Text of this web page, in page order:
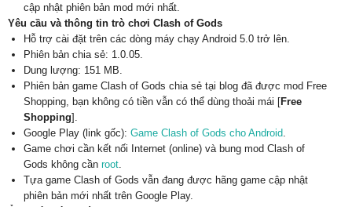
cập nhật phiên bản mod mới nhất.
Yêu cầu và thông tin trò chơi Clash of Gods
Hỗ trợ cài đặt trên các dòng máy chạy Android 5.0 trở lên.
Phiên bản chia sẻ: 1.0.05.
Dung lượng: 151 MB.
Phiên bản game Clash of Gods chia sẻ tại blog đã được mod Free
Shopping, bạn không có tiền vẫn có thể dùng thoải mái [Free
Shopping].
Google Play (link gốc): Game Clash of Gods cho Android.
Game chơi cần kết nối Internet (online) và bung mod Clash of
Gods không cần root.
Tựa game Clash of Gods vẫn đang được hãng game cập nhật
phiên bản mới nhất trên Google Play.